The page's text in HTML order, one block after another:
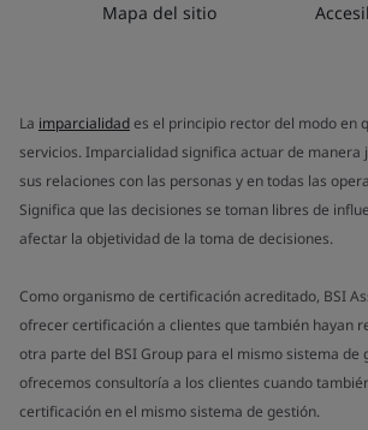
Mapa del sitio
La imparcialidades el principio rector del modo en
servicios. Imparcialidad significa actuar de manera
sus relaciones con las personas y en todas las
Significa que las decisiones se toman libres de
afectar la objetividad de la toma de decisiones.
Como organismo de certificación acreditado, BSI
ofrecer certificación a clientes que también hayan
otra parte del BSI Group para el mismo sistema de
ofrecemos consultoría a los clientes cuando
certificación en el mismo sistema de gestión.